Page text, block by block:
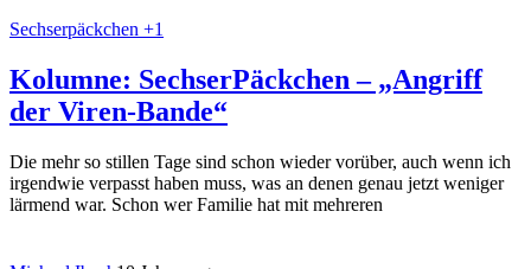
Sechserpäckchen +1
Kolumne: SechserPäckchen – „Angriff
der Viren-Bande“
Die mehr so stillen Tage sind schon wieder vorüber, auch wenn ich
irgendwie verpasst haben muss, was an denen genau jetzt weniger
lärmend war. Schon wer Familie hat mit mehreren